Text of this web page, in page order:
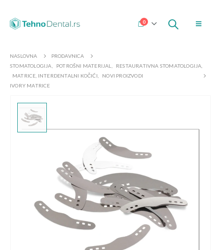
0
NASLOVNA
PRODAVNICA
STOMATOLOGIJA
POTROŠNI MATERIJAL RESTAURATIVNA STOMATOLOGIJA
MATRICE, INTERDENTALNI KOČIĆI
NOVI PROIZVODI
IVORY MATRICE